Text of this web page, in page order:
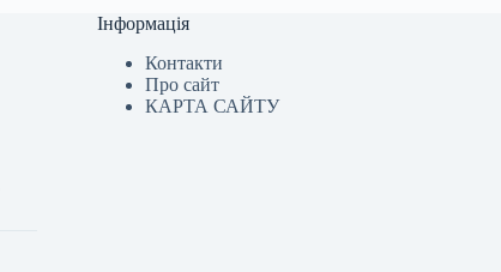
Інформація
Контакти
Про сайт
КАРТА САЙТУ